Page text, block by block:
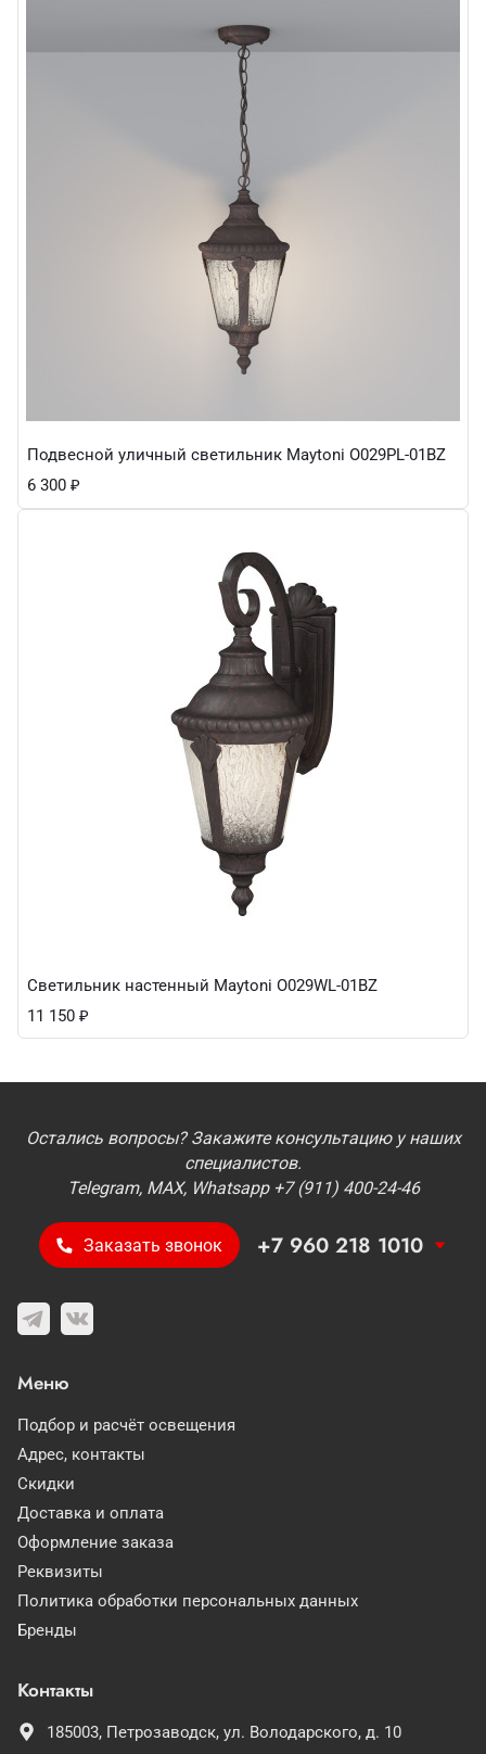
Подвесной уличный светильник Maytoni O029PL-01BZ
6 300 ₽
Светильник настенный Maytoni O029WL-01BZ
11 150 ₽
Остались вопросы? Закажите консультацию у наших
специалистов.
Telegram, MAX, Whatsapp +7 (911) 400-24-46
Заказать звонок +7 960 218 1010
Меню
Подбор и расчёт освещения
Адрес, контакты
Скидки
Доставка и оплата
Оформление заказа
Реквизиты
Политика обработки персональных данных
Бренды
Контакты
185003, Петрозаводск, ул. Володарского, д. 10